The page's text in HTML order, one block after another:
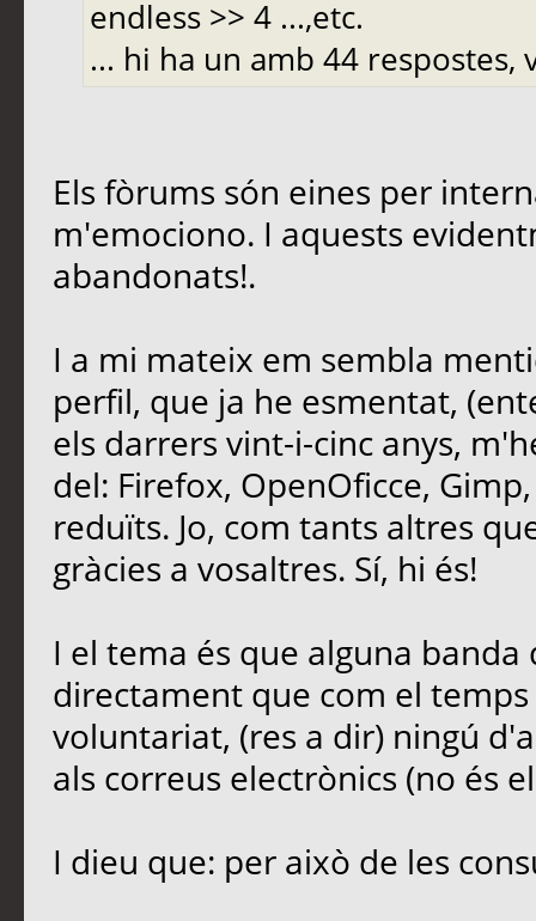
endless >> 4 ...,etc.
... hi ha un amb 44 respostes,
Els fòrums són eines per
m'emociono. I aquests
abandonats!.
I a mi mateix em sembla
perfil, que ja he esmentat,
els darrers vint-i-cinc anys,
del: Firefox, OpenOficce,
reduïts. Jo, com tants altres
gràcies a vosaltres. Sí, hi és!
I el tema és que alguna
directament que com el
voluntariat, (res a dir) ningú
als correus electrònics (no és
I dieu que: per això de les